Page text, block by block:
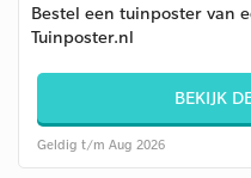
Bestel een tuinposter van
Tuinposter.nl
BEKIJK
Geldig t/m Aug 2026